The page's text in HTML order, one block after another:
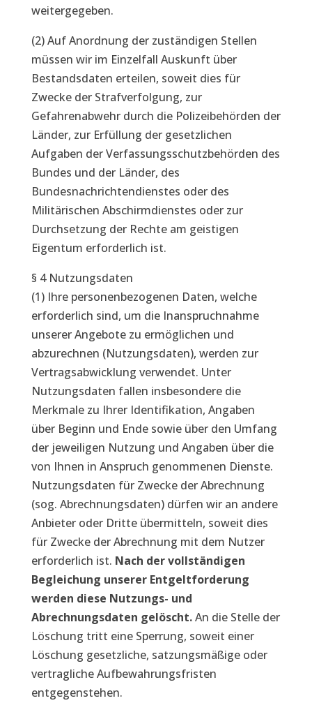
weitergegeben.
(2) Auf Anordnung der zuständigen Stellen
müssen wir im Einzelfall Auskunft über
Bestandsdaten erteilen, soweit dies für
Zwecke der Strafverfolgung, zur
Gefahrenabwehr durch die Polizeibehörden der
Länder, zur Erfüllung der gesetzlichen
Aufgaben der Verfassungsschutzbehörden des
Bundes und der Länder, des
Bundesnachrichtendienstes oder des
Militärischen Abschirmdienstes oder zur
Durchsetzung der Rechte am geistigen
Eigentum erforderlich ist.
§ 4 Nutzungsdaten
(1) Ihre personenbezogenen Daten, welche
erforderlich sind, um die Inanspruchnahme
unserer Angebote zu ermöglichen und
abzurechnen (Nutzungsdaten), werden zur
Vertragsabwicklung verwendet. Unter
Nutzungsdaten fallen insbesondere die
Merkmale zu Ihrer Identifikation, Angaben
über Beginn und Ende sowie über den Umfang
der jeweiligen Nutzung und Angaben über die
von Ihnen in Anspruch genommenen Dienste.
Nutzungsdaten für Zwecke der Abrechnung
(sog. Abrechnungsdaten) dürfen wir an andere
Anbieter oder Dritte übermitteln, soweit dies
für Zwecke der Abrechnung mit dem Nutzer
erforderlich ist. Nach der vollständigen
Begleichung unserer Entgeltforderung
werden diese Nutzungs- und
Abrechnungsdaten gelöscht.An die Stelle der
Löschung tritt eine Sperrung, soweit einer
Löschung gesetzliche, satzungsmäßige oder
vertragliche Aufbewahrungsfristen
entgegenstehen.